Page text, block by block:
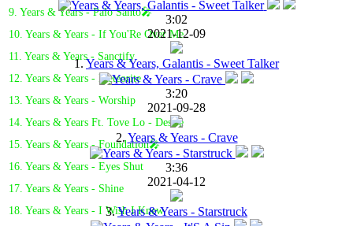
9. Years & Years - Palo Santo🎤
10. Years & Years - If You'Re Over Me
11. Years & Years - Sanctify
12. Years & Years - Meteorite
13. Years & Years - Worship
14. Years & Years Ft. Tove Lo - Desire
15. Years & Years - Foundation🎤
16. Years & Years - Eyes Shut
17. Years & Years - Shine
18. Years & Years - I Wish I Knew
3:02
2021-12-09
1.Years & Years, Galantis - Sweet Talker
3:20
2021-09-28
2.Years & Years - Crave
3:36
2021-04-12
3.Years & Years - Starstruck